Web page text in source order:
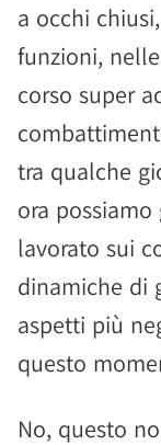
a occhi
funzioni,
corso super
tra qualche
ora
lavorato sui
dinamiche di
aspetti più
questo
No, questo